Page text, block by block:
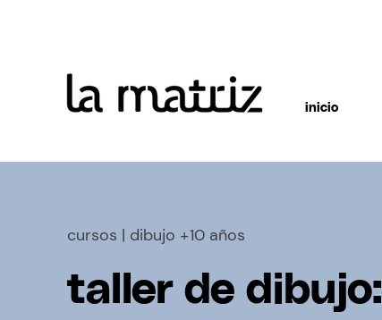
inicio
cursos | dibujo +10 años
taller de dibujo: